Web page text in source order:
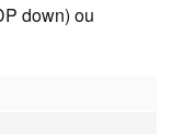
down) ou